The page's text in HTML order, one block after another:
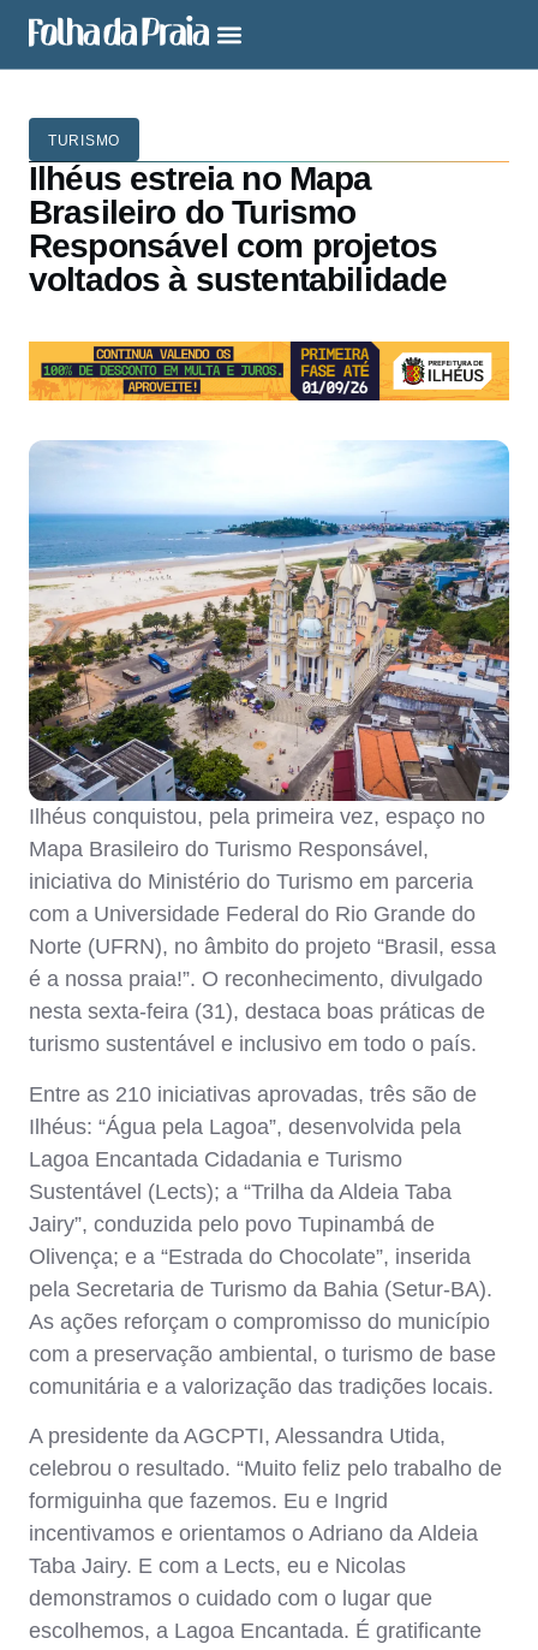
TURISMO
Ilhéus estreia no Mapa
Brasileiro do Turismo
Responsável com projetos
voltados à sustentabilidade
Ilhéus conquistou, pela primeira vez, espaço no
Mapa Brasileiro do Turismo Responsável,
iniciativa do Ministério do Turismo em parceria
com a Universidade Federal do Rio Grande do
Norte (UFRN), no âmbito do projeto “Brasil, essa
é a nossa praia!”. O reconhecimento, divulgado
nesta sexta-feira (31), destaca boas práticas de
turismo sustentável e inclusivo em todo o país.
Entre as 210 iniciativas aprovadas, três são de
Ilhéus: “Água pela Lagoa”, desenvolvida pela
Lagoa Encantada Cidadania e Turismo
Sustentável (Lects); a “Trilha da Aldeia Taba
Jairy”, conduzida pelo povo Tupinambá de
Olivença; e a “Estrada do Chocolate”, inserida
pela Secretaria de Turismo da Bahia (Setur-BA).
As ações reforçam o compromisso do município
com a preservação ambiental, o turismo de base
comunitária e a valorização das tradições locais.
A presidente da AGCPTI, Alessandra Utida,
celebrou o resultado. “Muito feliz pelo trabalho de
formiguinha que fazemos. Eu e Ingrid
incentivamos e orientamos o Adriano da Aldeia
Taba Jairy. E com a Lects, eu e Nicolas
demonstramos o cuidado com o lugar que
escolhemos, a Lagoa Encantada. É gratificante